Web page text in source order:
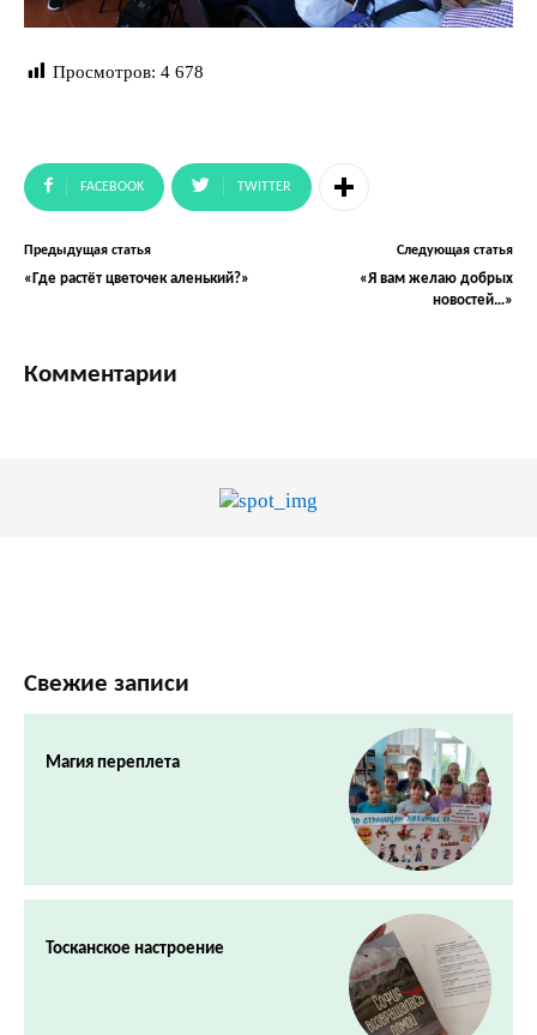
Просмотров: 4 678
FACEBOOK TWITTER
Предыдущая статья
«Где растёт цветочек аленький?»
Следующая статья
«Я вам желаю добрых
новостей…»
Комментарии
Свежие записи
Магия переплета
Тосканское настроение